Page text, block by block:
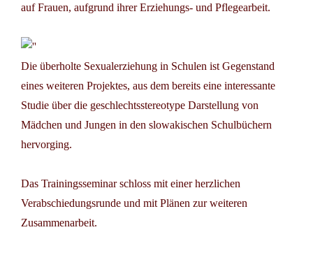
auf Frauen, aufgrund ihrer Erziehungs- und Pflegearbeit.
Die überholte Sexualerziehung in Schulen ist Gegenstand
eines weiteren Projektes, aus dem bereits eine interessante
Studie über die geschlechtsstereotype Darstellung von
Mädchen und Jungen in den slowakischen Schulbüchern
hervorging.
Das Trainingsseminar schloss mit einer herzlichen
Verabschiedungsrunde und mit Plänen zur weiteren
Zusammenarbeit.